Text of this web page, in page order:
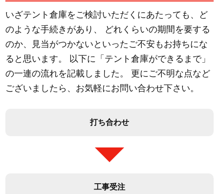
いざテント倉庫をご検討いただくにあたっても、ど
のような手続きがあり、 どれくらいの期間を要する
のか、見当がつかないといったご不安もお持ちにな
ると思います。 以下に「テント倉庫ができるまで」
の一連の流れを記載しました。 更にご不明な点など
ございましたら、お気軽にお問い合わせ下さい。
打ち合わせ
工事受注